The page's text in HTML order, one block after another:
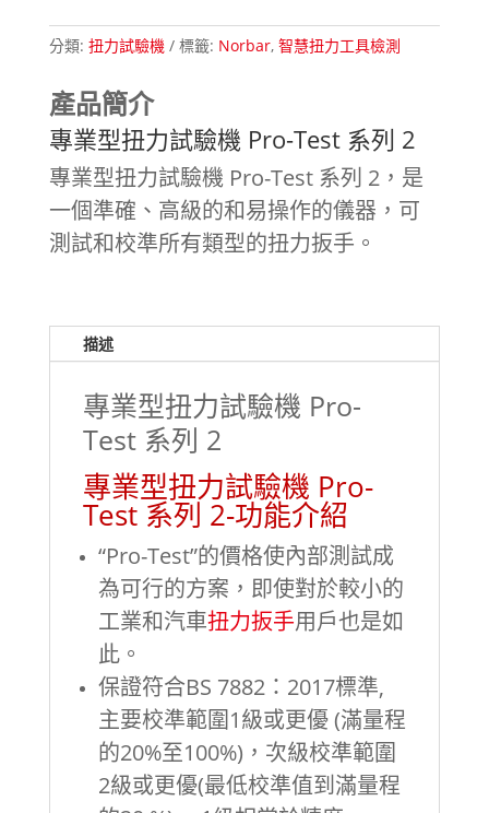
分類: 扭力試驗機 標籤: Norbar, 智慧扭力工具檢測
產品簡介
專業型扭力試驗機 Pro-Test 系列 2
專業型扭力試驗機 Pro-Test 系列 2，是
一個準確、高級的和易操作的儀器，可
測試和校準所有類型的扭力扳手。
描述
專業型扭力試驗機 Pro-
Test 系列 2
專業型扭力試驗機 Pro-
Test 系列 2-功能介紹
“Pro-Test”的價格使內部測試成
為可行的方案，即使對於較小的
工業和汽車扭力扳手用戶也是如
此。
保證符合BS 7882：2017標準,
主要校準範圍1級或更優 (滿量程
的20%至100%)，次級校準範圍
2級或更優(最低校準值到滿量程